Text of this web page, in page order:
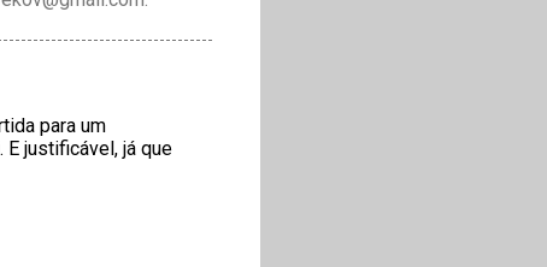
para um
justificável, já que